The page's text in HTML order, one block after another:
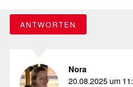
ANTWORTEN
Nora
20.08.2025 um